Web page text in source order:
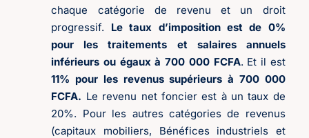
chaque catégorie de revenu et un droit
progressif. Le taux d’imposition est de 0%
pour les traitements et salaires annuels
inférieurs ou égaux à 700 000 FCFA. Et il est
11% pour les revenus supérieurs à 700 000
FCFA. Le revenu net foncier est à un taux de
20%. Pour les autres catégories de revenus
(capitaux mobiliers, Bénéfices industriels et